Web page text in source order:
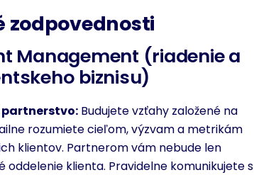
zodpovednosti
Management (riadenie a
biznisu)
Budujete vzťahy založené na
rozumiete cieľom, výzvam a metrikám
klientov. Partnerom vám nebude len
oddelenie klienta. Pravidelne komunikujete s